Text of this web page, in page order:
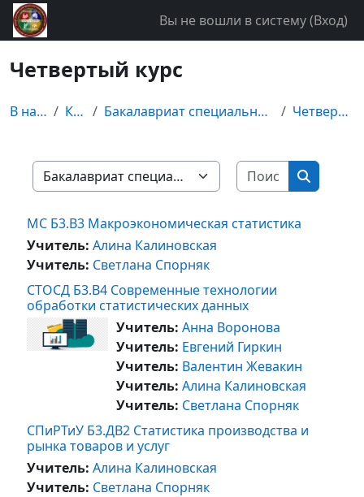
Перейти к основному содержанию
Вы не вошли в систему (Вход)
Четвертый курс
В начало Курсы Бакалавриат специальности "Статистика" Четвертый курс
Категории курсов
Поиск
Поиск
МС Б3.В3 Макроэкономическая статистика
Учитель: Алина Калиновская
Учитель: Cветлана Спорняк
СТОСД Б3.В4 Современные технологии
обработки статистических данных
Учитель: Анна Воронова
Учитель: Евгений Гиркин
Учитель: Валентин Жевакин
Учитель: Алина Калиновская
Учитель: Cветлана Спорняк
СПиРТиУ Б3.ДВ2 Статистика производства и
рынка товаров и услуг
Учитель: Алина Калиновская
Учитель: Cветлана Спорняк